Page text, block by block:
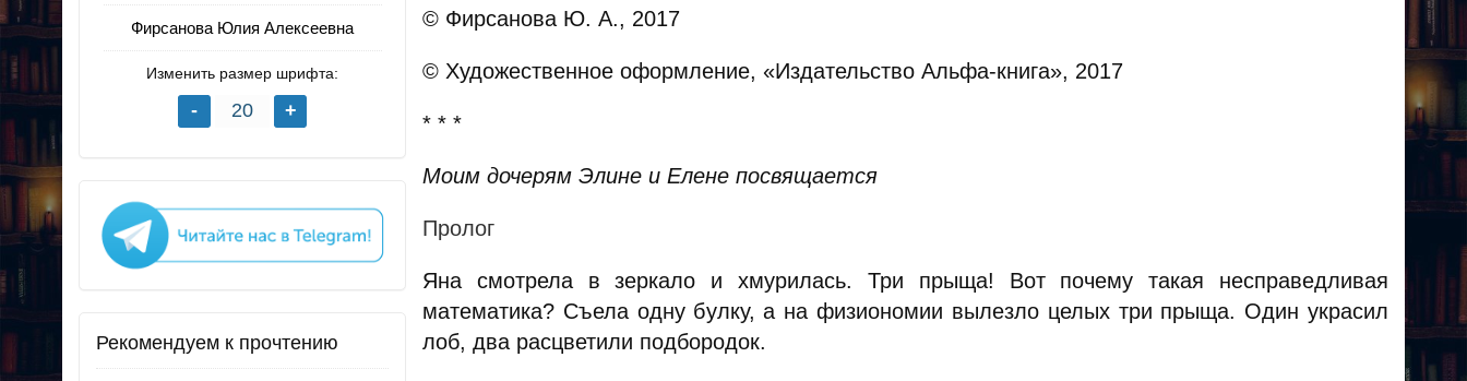
Фирсанова Юлия Алексеевна
Изменить размер шрифта:
Рекомендуем к прочтению
© Фирсанова Ю. А., 2017
© Художественное оформление, «Издательство Альфа-книга», 2017
* * *
Моим дочерям Элине и Елене посвящается
Пролог
Яна смотрела в зеркало и хмурилась. Три прыща! Вот почему такая несправедливая
математика? Съела одну булку, а на физиономии вылезло целых три прыща. Один украсил
лоб, два расцветили подбородок.